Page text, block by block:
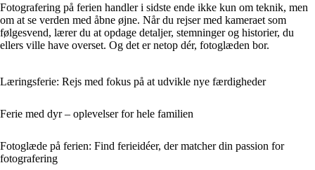
Fotografering på ferien handler i sidste ende ikke kun om teknik, men
om at se verden med åbne øjne. Når du rejser med kameraet som
følgesvend, lærer du at opdage detaljer, stemninger og historier, du
ellers ville have overset. Og det er netop dér, fotoglæden bor.
Læringsferie: Rejs med fokus på at udvikle nye færdigheder
Ferie med dyr – oplevelser for hele familien
Fotoglæde på ferien: Find ferieidéer, der matcher din passion for
fotografering